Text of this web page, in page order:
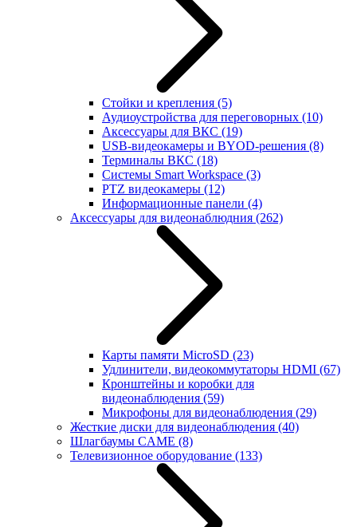
Стойки и крепления (5)
Аудиоустройства для переговорных (10)
Аксессуары для ВКС (19)
USB-видеокамеры и BYOD-решения (8)
Терминалы ВКС (18)
Системы Smart Workspace (3)
PTZ видеокамеры (12)
Информационные панели (4)
Аксессуары для видеонаблюдния (262)
Карты памяти MicroSD (23)
Удлинители, видеокоммутаторы HDMI (67)
Кронштейны и коробки для
видеонаблюдения (59)
Микрофоны для видеонаблюдения (29)
Жесткие диски для видеонаблюдения (40)
Шлагбаумы CAME (8)
Телевизионное оборудование (133)